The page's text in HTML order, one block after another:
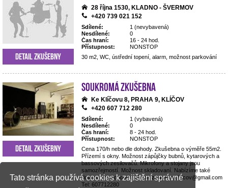
Tato stránka používá cookies k zajištění správné
28 října 1530, KLADNO - ŠVERMOV
+420 739 021 152
Sdílené:
1 (nevybavená)
Nesdílené:
0
Čas hraní:
16 - 24 hod.
Přístupnost:
NONSTOP
30 m2, WC, ústřední topení, alarm, možnost parkování
Detail zkušebny
Soukromá zkušebna
Ke Klíčovu 8, PRAHA 9, KLÍČOV
+420 607 712 280
Sdílené:
1 (vybavená)
Nesdílené:
0
Čas hraní:
8 - 24 hod.
Přístupnost:
NONSTOP
Cena 170/h nebo dle dohody. Zkušebna o výměře 55m2.
Přízemí s okny. Možnost zápůjčky bubnů, kytarových a
bassových zesilovačů. Mikrofony a stojany jsou
samozřejmostí. Možnost skladovaní. Nabízíme také
dopravu na koncerty. Email: zkusebna.klicov@gmail.com
Tel: 607712280
Detail zkušebny